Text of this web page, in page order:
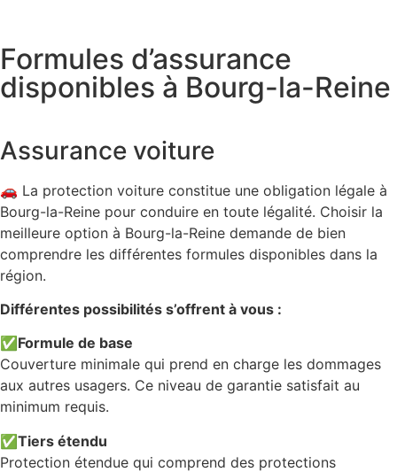
Formules d’assurance
disponibles à Bourg-la-Reine
Assurance voiture
🚗 La protection voiture constitue une obligation légale à
Bourg-la-Reine pour conduire en toute légalité. Choisir la
meilleure option à Bourg-la-Reine demande de bien
comprendre les différentes formules disponibles dans la
région.
Différentes possibilités s’offrent à vous :
✅ Formule de base
Couverture minimale qui prend en charge les dommages
aux autres usagers. Ce niveau de garantie satisfait au
minimum requis.
✅Tiers étendu
Protection étendue qui comprend des protections